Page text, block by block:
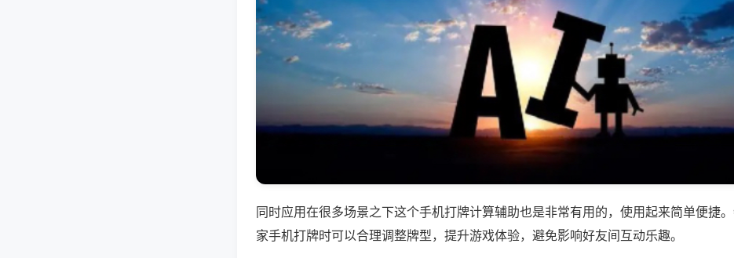
同时应用在很多场景之下这个手机打牌计算辅助也是非常有用的，使用起来简单便捷
家手机打牌时可以合理调整牌型，提升游戏体验，避免影响好友间互动乐趣。